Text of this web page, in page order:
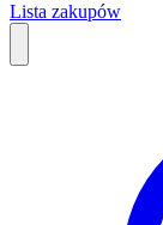
Lista zakupów